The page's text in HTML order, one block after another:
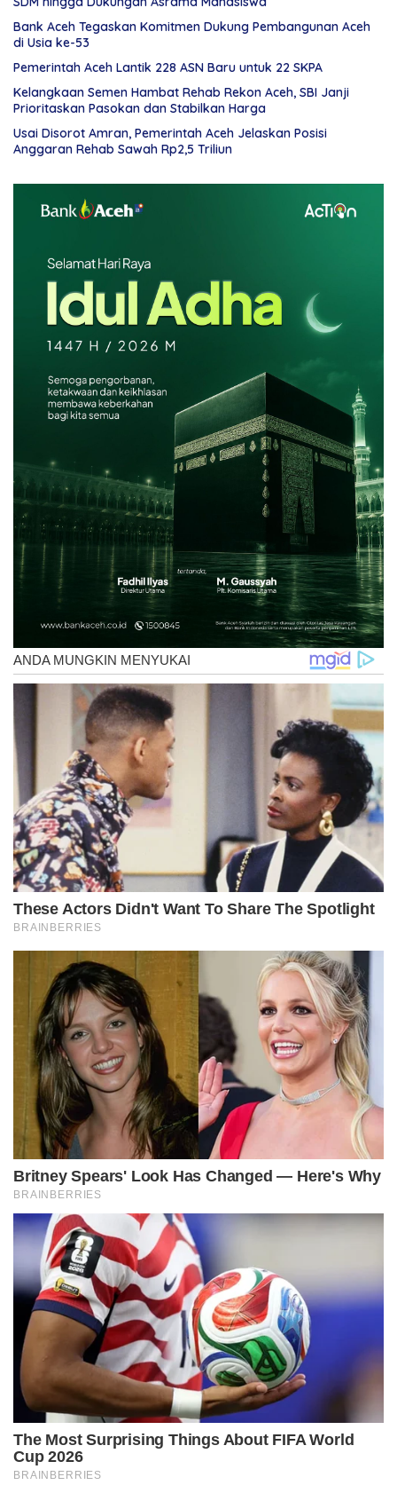
Bank Aceh Tegaskan Komitmen Dukung Pembangunan Aceh
di Usia ke-53
Pemerintah Aceh Lantik 228 ASN Baru untuk 22 SKPA
Kelangkaan Semen Hambat Rehab Rekon Aceh, SBI Janji
Prioritaskan Pasokan dan Stabilkan Harga
Usai Disorot Amran, Pemerintah Aceh Jelaskan Posisi
Anggaran Rehab Sawah Rp2,5 Triliun